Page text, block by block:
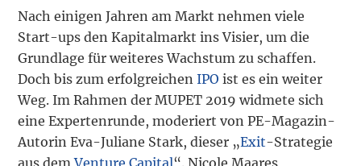
Nach einigen Jahren am Markt nehmen viele
Start-ups den Kapitalmarkt ins Visier, um die
Grundlage für weiteres Wachstum zu schaffen.
Doch bis zum erfolgreichenIPO ist es ein weiter
Weg. Im Rahmen der MUPET 2019 widmete sich
eine Expertenrunde, moderiert von PE-Magazin-
Autorin Eva-Juliane Stark, dieser „Exit-Strategie
aus demVenture Capital“. Nicole Maares